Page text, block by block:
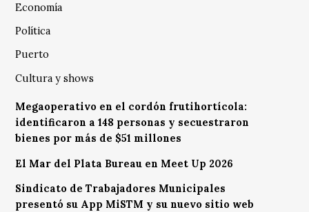
Economía
Política
Puerto
Cultura y shows
Megaoperativo en el cordón frutihortícola:
identificaron a 148 personas y secuestraron
bienes por más de $51 millones
El Mar del Plata Bureau en Meet Up 2026
Sindicato de Trabajadores Municipales
presentó su App MiSTM y su nuevo sitio web